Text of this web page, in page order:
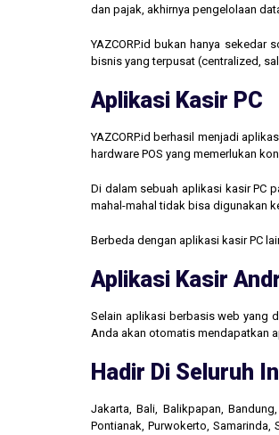
dan pajak, akhirnya pengelolaan
YAZCORP.id bukan hanya
bisnis yang terpusat (centralized,
Aplikasi Kasir PC
YAZCORP.id berhasil menjadi
hardware POS yang memerlukan
Di dalam sebuah aplikasi kasir PC
mahal-mahal tidak bisa digunakan
Berbeda dengan aplikasi kasir PC
Aplikasi Kasir
Selain aplikasi berbasis web yang
Anda akan otomatis mendapatkan
Hadir Di Seluruh
Jakarta, Bali, Balikpapan,
Pontianak, Purwokerto, Samarinda,